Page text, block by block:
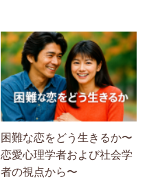
困難な恋をどう生きるか〜
恋愛心理学者および社会学
者の視点から〜